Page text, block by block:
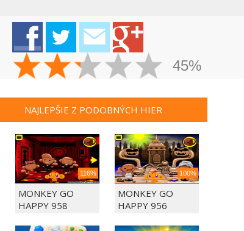
45%
NAJLEPŠIE Z PODOBNÝCH HIER
116%
MONKEY GO
HAPPY 958
100%
MONKEY GO
HAPPY 956